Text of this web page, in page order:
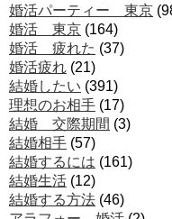
婚活パーティー 東京
婚活 東京 (164)
婚活 疲れた (37)
婚活疲れ (21)
結婚したい (391)
理想のお相手 (17)
結婚 交際期間 (3)
結婚相手 (57)
結婚するには (161)
結婚生活 (12)
結婚する方法 (46)